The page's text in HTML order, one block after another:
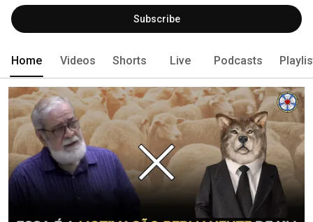
Subscribe
Home Videos Shorts Live Podcasts